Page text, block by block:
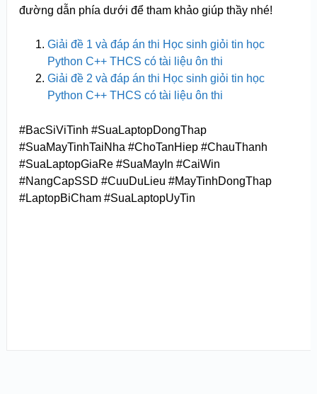
đường dẫn phía dưới để tham khảo giúp thầy nhé!
Giải đề 1 và đáp án thi Học sinh giỏi tin học
Python C++ THCS có tài liệu ôn thi
Giải đề 2 và đáp án thi Học sinh giỏi tin học
Python C++ THCS có tài liệu ôn thi
#BacSiViTinh #SuaLaptopDongThap
#SuaMayTinhTaiNha #ChoTanHiep #ChauThanh
#SuaLaptopGiaRe #SuaMayIn #CaiWin
#NangCapSSD #CuuDuLieu #MayTinhDongThap
#LaptopBiCham #SuaLaptopUyTin